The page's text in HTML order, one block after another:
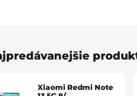
Xiaomi Redmi Note